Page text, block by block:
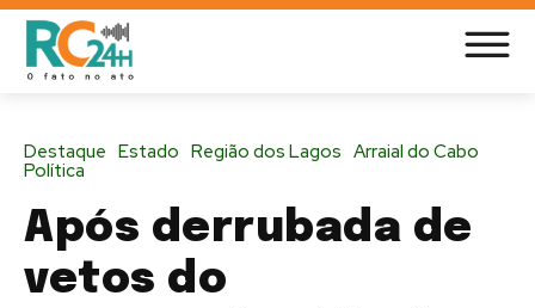
Destaque Estado Região dos Lagos Arraial do Cabo
Política
Após derrubada de
vetos do